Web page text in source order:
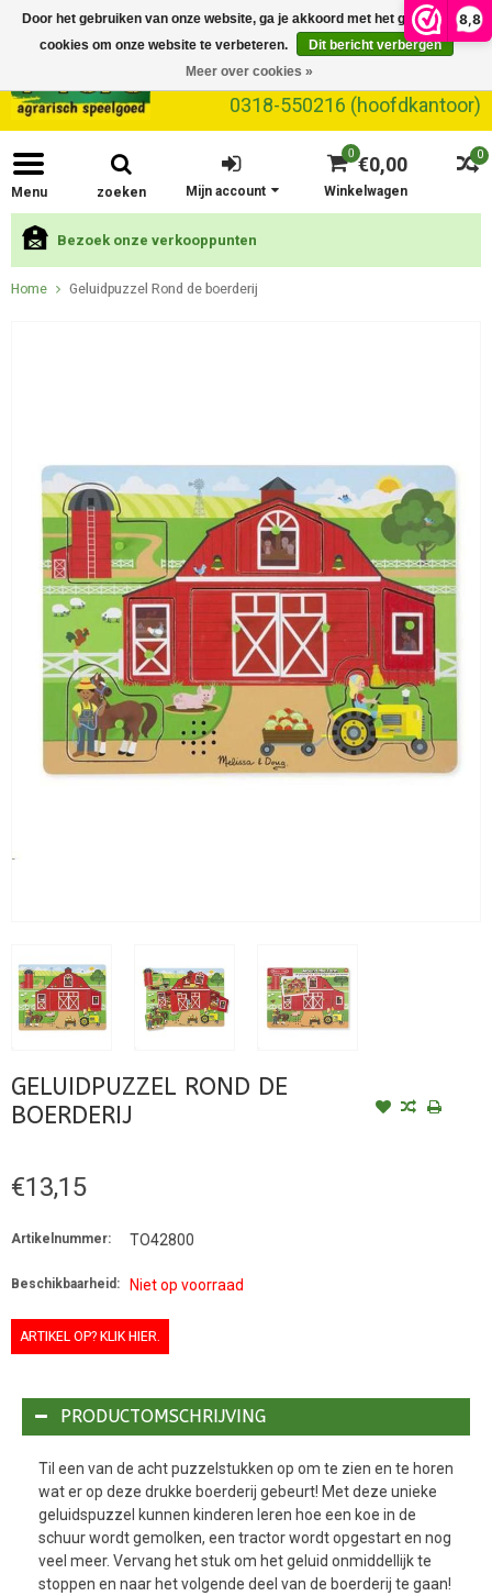
8,8
0318-550216 (hoofdkantoor)
Menu zoeken
0
0 €0,00
Winkelwagen
Mijn account
Bezoek onze verkooppunten
Home Geluidpuzzel Rond de boerderij
GELUIDPUZZEL ROND DE
BOERDERIJ
€13,15
Artikelnummer: TO42800
Beschikbaarheid: Niet op voorraad
ARTIKEL OP? KLIK HIER.
PRODUCTOMSCHRIJVING
Til een van de acht puzzelstukken op om te zien en te horen
wat er op deze drukke boerderij gebeurt! Met deze unieke
geluidspuzzel kunnen kinderen leren hoe een koe in de
schuur wordt gemolken, een tractor wordt opgestart en nog
veel meer. Vervang het stuk om het geluid onmiddellijk te
stoppen en naar het volgende deel van de boerderij te gaan!
Door het gebruiken van onze website, ga je akkoord met het gebruik van
cookies om onze website te verbeteren.
Dit bericht verbergen
Meer over cookies »